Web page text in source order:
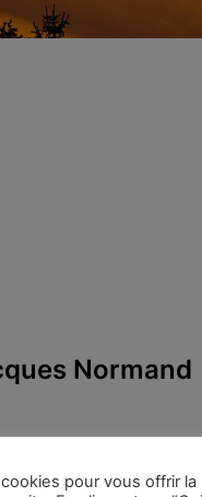
Normand
Mots- pour vous offrir la